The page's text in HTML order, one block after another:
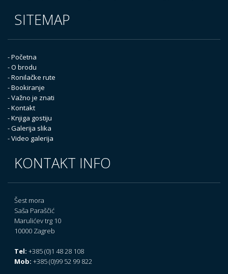
SITEMAP
- Početna
- O brodu
- Ronilačke rute
- Bookiranje
- Važno je znati
- Kontakt
- Knjiga gostiju
- Galerija slika
- Video galerija
KONTAKT INFO
Šest mora
Saša Paraščić
Marulićev trg 10
10000 Zagreb
Tel: +385 (0)1 48 28 108
Mob: +385 (0)99 52 99 822